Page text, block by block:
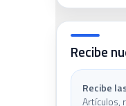
Recibe
Recibe
Artículos,